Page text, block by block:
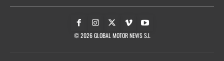
© 2026 GLOBAL MOTOR NEWS S.L